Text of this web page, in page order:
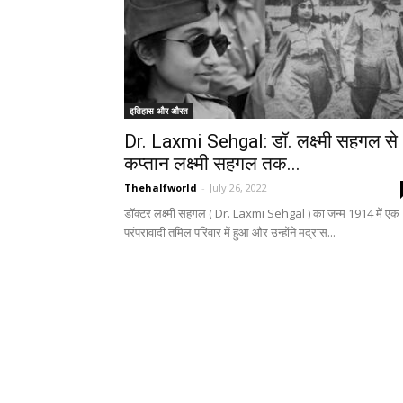
इतिहास और औरत
Dr. Laxmi Sehgal: डॉ. लक्ष्मी सहगल से
कप्तान लक्ष्मी सहगल तक...
Thehalfworld - July 26, 2022
डॉक्टर लक्ष्मी सहगल ( Dr. Laxmi Sehgal ) का जन्म 1914 में एक
परंपरावादी तमिल परिवार में हुआ और उन्होंने मद्रास...